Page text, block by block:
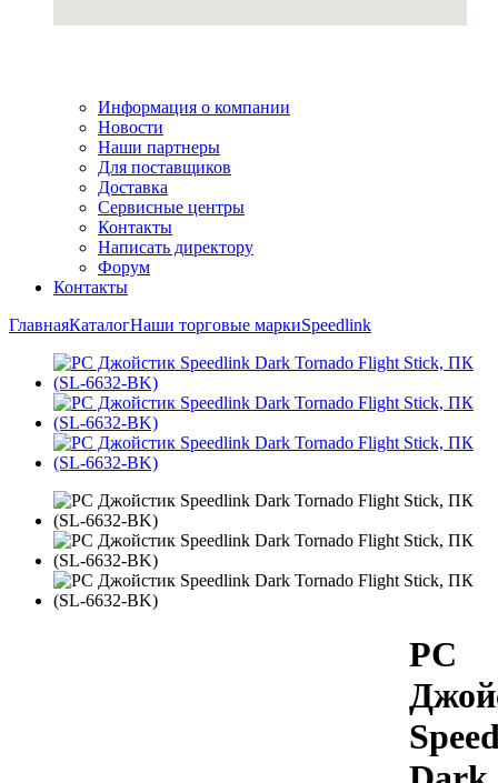
Информация о компании
Новости
Наши партнеры
Для поставщиков
Доставка
Сервисные центры
Контакты
Написать директору
Форум
Контакты
ГлавнаяКаталогНаши торговые маркиSpeedlink
PC